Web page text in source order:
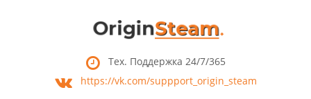
Тех. Поддержка 24/7/365
https://vk.com/suppport_origin_steam